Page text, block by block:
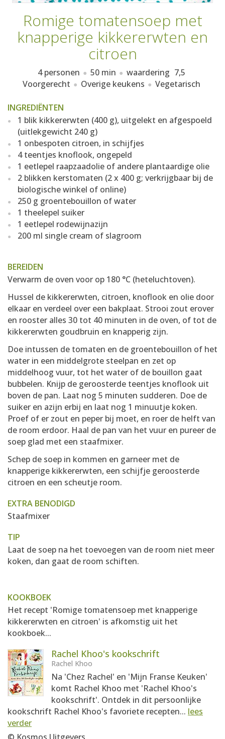
Romige tomatensoep met
knapperige kikkererwten en
citroen
4 personen 50 min waardering 7,5
Voorgerecht
Overige keukens Vegetarisch
INGREDIËNTEN
1 blik kikkererwten (400 g), uitgelekt en afgespoeld
(uitlekgewicht 240 g)
1 onbespoten citroen, in schijfjes
4 teentjes knoflook, ongepeld
1 eetlepel raapzaadolie of andere plantaardige olie
2 blikken kerstomaten (2 x 400 g; verkrijgbaar bij de
biologische winkel of online)
250 g groentebouillon of water
1 theelepel suiker
1 eetlepel rodewijnazijn
200 ml single cream of slagroom
BEREIDEN
Verwarm de oven voor op 180 °C (heteluchtoven).
Hussel de kikkererwten, citroen, knoflook en olie door
elkaar en verdeel over een bakplaat. Strooi zout erover
en rooster alles 30 tot 40 minuten in de oven, of tot de
kikkererwten goudbruin en knapperig zijn.
Doe intussen de tomaten en de groentebouillon of het
water in een middelgrote steelpan en zet op
middelhoog vuur, tot het water of de bouillon gaat
bubbelen. Knijp de geroosterde teentjes knoflook uit
boven de pan. Laat nog 5 minuten sudderen. Doe de
suiker en azijn erbij en laat nog 1 minuutje koken.
Proef of er zout en peper bij moet, en roer de helft van
de room erdoor. Haal de pan van het vuur en pureer de
soep glad met een staafmixer.
Schep de soep in kommen en garneer met de
knapperige kikkererwten, een schijfje geroosterde
citroen en een scheutje room.
EXTRA BENODIGD
Staafmixer
TIP
Laat de soep na het toevoegen van de room niet meer
koken, dan gaat de room schiften.
KOOKBOEK
Het recept 'Romige tomatensoep met knapperige
kikkererwten en citroen' is afkomstig uit het
kookboek...
Rachel Khoo's kookschrift
Rachel Khoo
Na 'Chez Rachel' en 'Mijn Franse Keuken'
komt Rachel Khoo met 'Rachel Khoo's
kookschrift'. Ontdek in dit persoonlijke
kookschrift Rachel Khoo's favoriete recepten... lees
verder